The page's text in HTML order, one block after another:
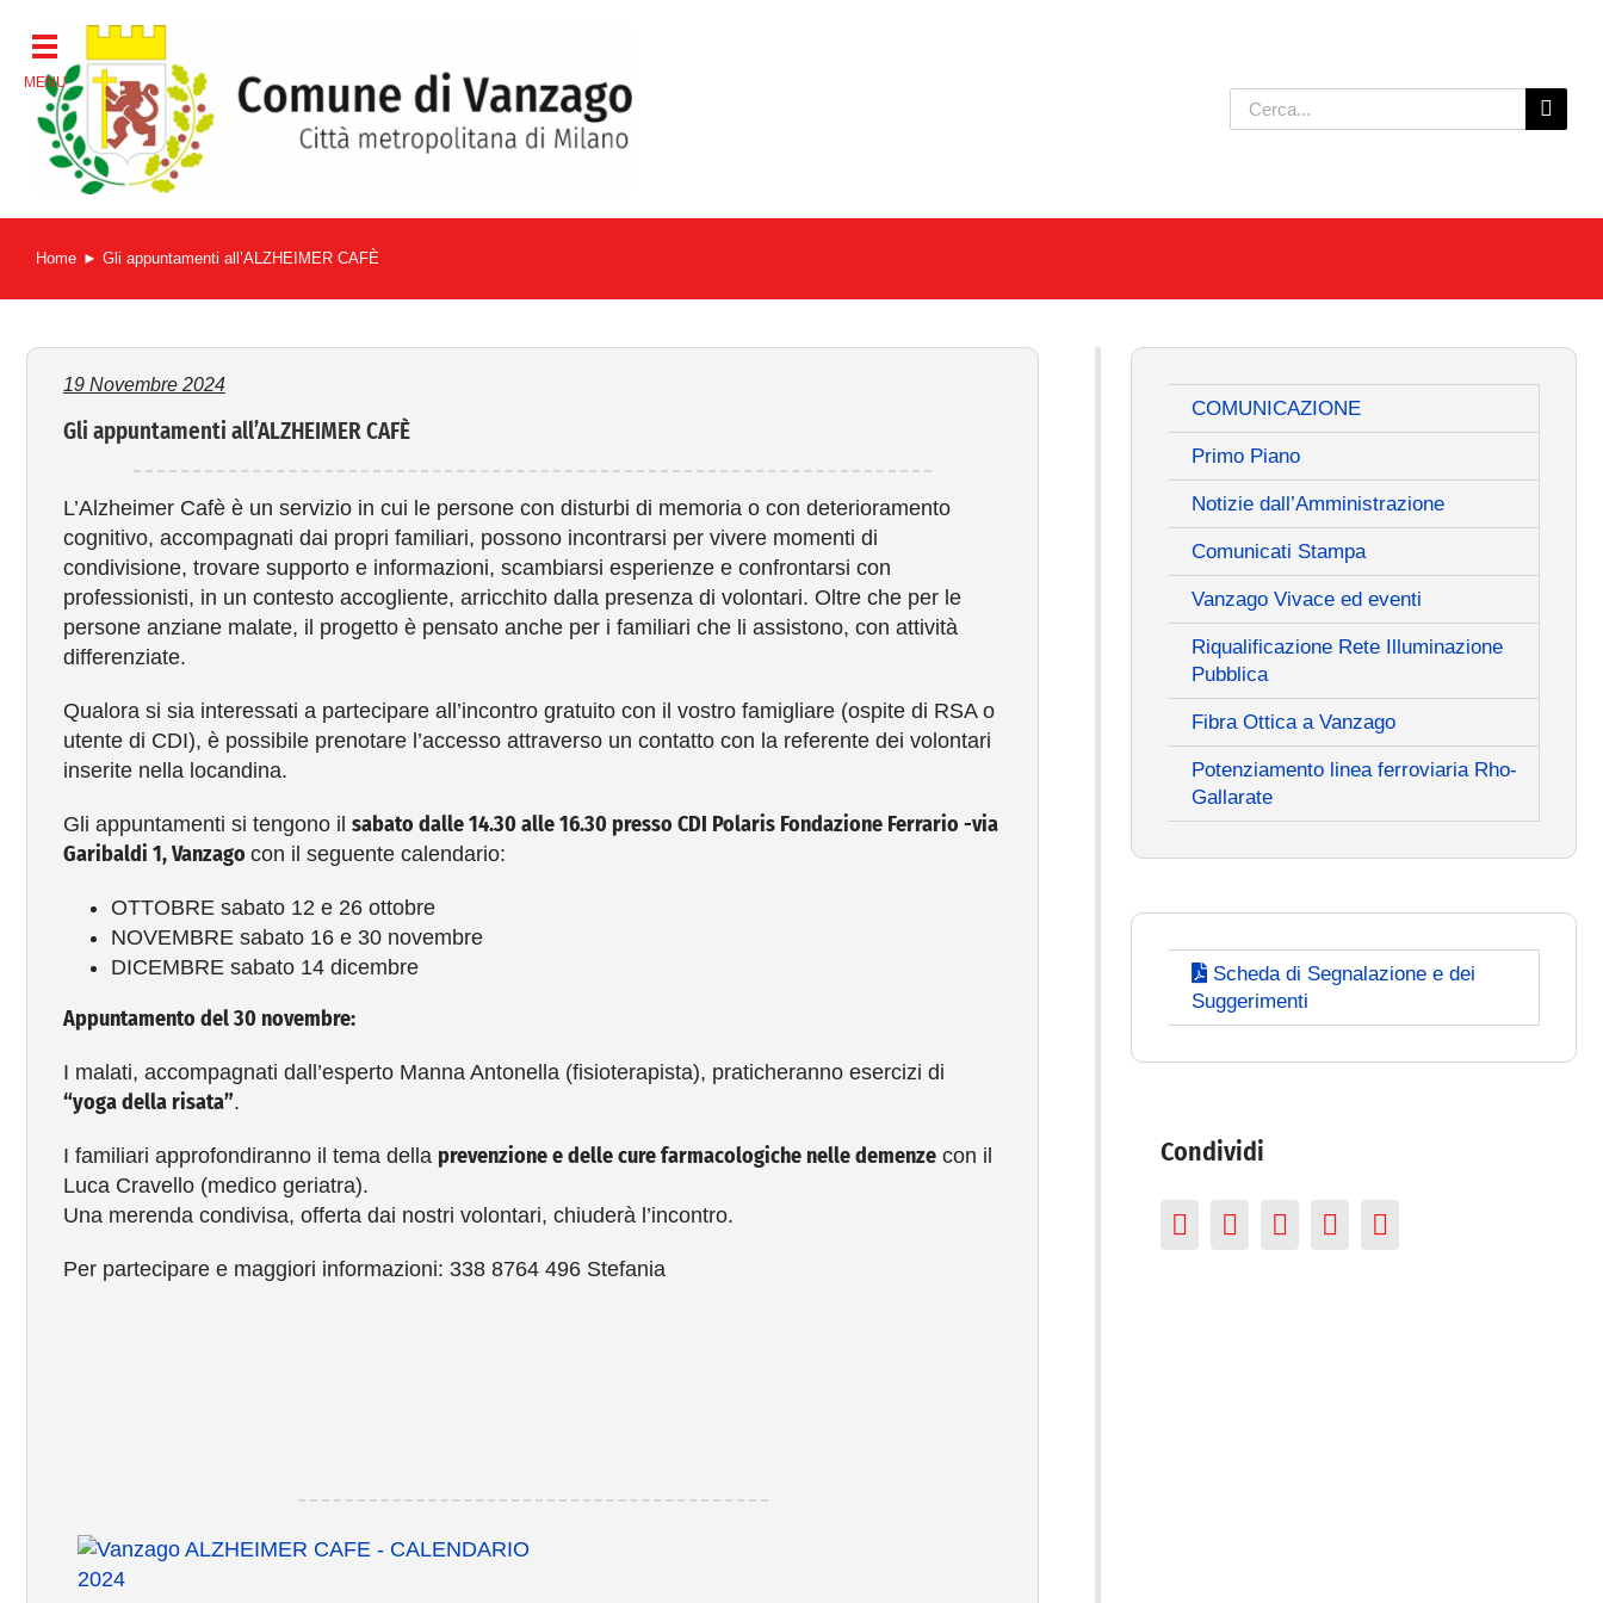
contenuto
Cerca
per:
Home Gli appuntamenti all’ALZHEIMER CAFÈ
19 Novembre 2024
Gli appuntamenti all’ALZHEIMER CAFÈ
L’Alzheimer Cafè è un servizio in cui le persone con disturbi di memoria o con deterioramento
cognitivo, accompagnati dai propri familiari, possono incontrarsi per vivere momenti di
condivisione, trovare supporto e informazioni, scambiarsi esperienze e confrontarsi con
professionisti, in un contesto accogliente, arricchito dalla presenza di volontari. Oltre che per le
persone anziane malate, il progetto è pensato anche per i familiari che li assistono, con attività
differenziate.
Qualora si sia interessati a partecipare all’incontro gratuito con il vostro famigliare (ospite di RSA o
utente di CDI), è possibile prenotare l’accesso attraverso un contatto con la referente dei volontari
inserite nella locandina.
Gli appuntamenti si tengono il sabato dalle 14.30 alle 16.30 presso CDI Polaris Fondazione Ferrario -via
Garibaldi 1, Vanzago con il seguente calendario:
OTTOBRE sabato 12 e 26 ottobre
NOVEMBRE sabato 16 e 30 novembre
DICEMBRE sabato 14 dicembre
Appuntamento del 30 novembre:
I malati, accompagnati dall’esperto Manna Antonella (fisioterapista), praticheranno esercizi di
“yoga della risata”.
I familiari approfondiranno il tema della prevenzione e delle cure farmacologiche nelle demenzecon il
Luca Cravello (medico geriatra).
Una merenda condivisa, offerta dai nostri volontari, chiuderà l’incontro.
Per partecipare e maggiori informazioni: 338 8764 496 Stefania
COMUNICAZIONE
Primo Piano
Notizie dall’Amministrazione
Comunicati Stampa
Vanzago Vivace ed eventi
Riqualificazione Rete Illuminazione
Pubblica
Fibra Ottica a Vanzago
Potenziamento linea ferroviaria Rho-
Gallarate
Scheda di Segnalazione e dei
Suggerimenti
Condividi